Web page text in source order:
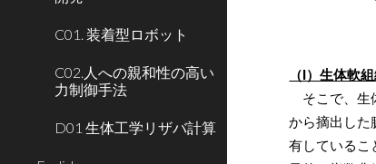
C01. 装着型ロボット
C02.人への親和性の高い
力制御手法
D01 生体工学リザバ計算
（I）生体軟
そこで、生
から摘出した
有しているこ